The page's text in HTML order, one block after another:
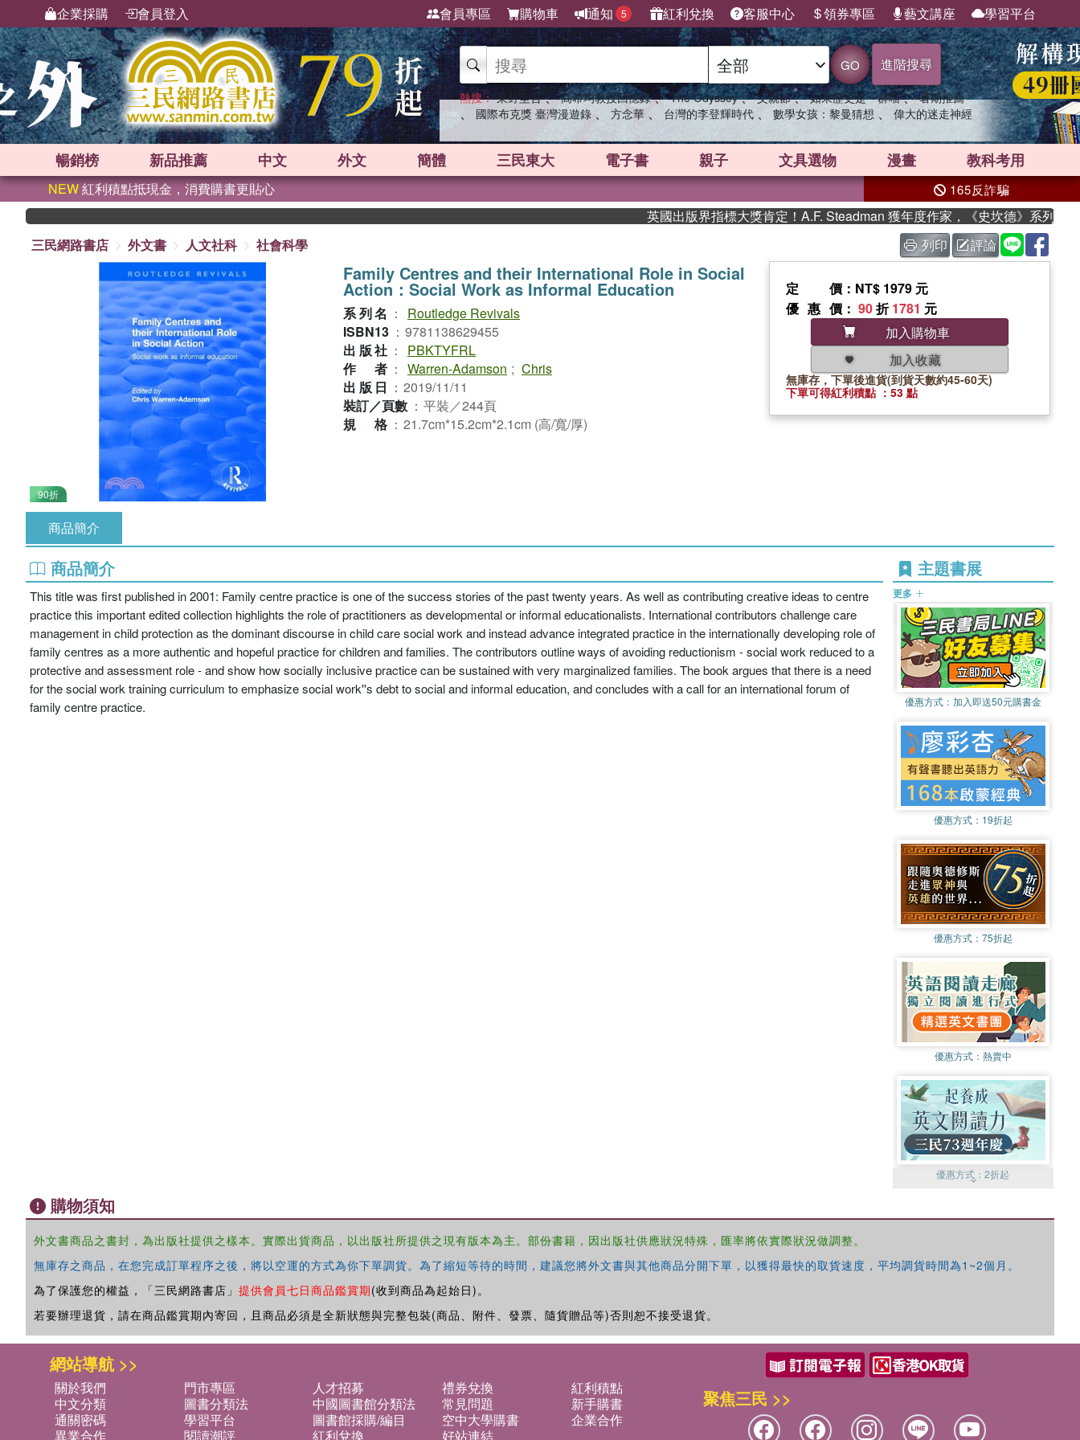
企業採購 會員登入 會員專區 購物車 通知 5 紅利兌換 客服中心 領券專區 藝文講座 學習平台
GO 進階搜尋
熱搜： 東野圭吾 、 高希均教授回憶錄 、 The Odyssey 、 父親節 、 如果歷史是一群喵 、 暑期推薦
、 國際布克獎 臺灣漫遊錄 、 方念華 、 台灣的李登輝時代 、 數學女孩：黎曼猜想 、 偉大的迷走神經
暢銷榜 新品推薦 中文 外文 簡體 三民東大 電子書 親子 文具選物 漫畫 教科考用
NEW紅利積點抵現金，消費購書更貼心 165反詐騙
英國出版界指標大獎肯定！A.F. Steadman 獲年度作家，《史坎德》系列帶你踏上
三民網路書店
外文書 人文社科 社會科學 列印 評論
90折
Family Centres and their International Role in Social
Action：Social Work as Informal Education
系列名 ：
Routledge Revivals
ISBN13 ： 9781138629455
出版社 ：
PBKTYFRL
作者 ： Warren-Adamson ; Chris
出版日 ： 2019/11/11
裝訂／頁數 ： 平裝／244頁
規格 ： 21.7cm*15.2cm*2.1cm (高/寬/厚)
定價 ：NT$ 1979 元
優惠價 ： 90折1781 元
加入購物車
加入收藏
無庫存，下單後進貨(到貨天數約45-60天)
下單可得紅利積點 ：53 點
商品簡介
商品簡介
This title was first published in 2001: Family centre practice is one of the success stories of the past twenty years. As well as contributing creative ideas to centre
practice this important edited collection highlights the role of practitioners as developmental or informal educationalists. International contributors challenge care
management in child protection as the dominant discourse in child care social work and instead advance integrated practice in the internationally developing role of
family centres as a more authentic and hopeful practice for children and families. The contributors outline ways of avoiding reductionism - social work reduced to a
protective and assessment role - and show how socially inclusive practice can be sustained with very marginalized families. The book argues that there is a need
for the social work training curriculum to emphasize social work''s debt to social and informal education, and concludes with a call for an international forum of
family centre practice.
主題書展
更多
優惠方式： 加入即送50元購書金
優惠方式： 19折起
優惠方式： 75折起
優惠方式： 熱賣中
優惠方式：2折起
購物須知
外文書商品之書封，為出版社提供之樣本。實際出貨商品，以出版社所提供之現有版本為主。部份書籍，因出版社供應狀況特殊，匯率將依實際狀況做調整。
無庫存之商品，在您完成訂單程序之後，將以空運的方式為你下單調貨。為了縮短等待的時間，建議您將外文書與其他商品分開下單，以獲得最快的取貨速度，平均調貨時間為1~2個月。
為了保護您的權益，「三民網路書店」 提供會員七日商品鑑賞期(收到商品為起始日)。
若要辦理退貨，請在商品鑑賞期內寄回，且商品必須是全新狀態與完整包裝(商品、附件、發票、隨貨贈品等)否則恕不接受退貨。
網站導航 >>
關於我們 門市專區 人才招募 禮券兌換
紅利積點
中文分類
圖書分類法 中國圖書館分類法 常見問題
新手購書
通關密碼
學習平台 圖書館採購/編目 空中大學購書
企業合作
異業合作
閱讀潮評 紅利兌換 好站連結
聚焦三民 >>